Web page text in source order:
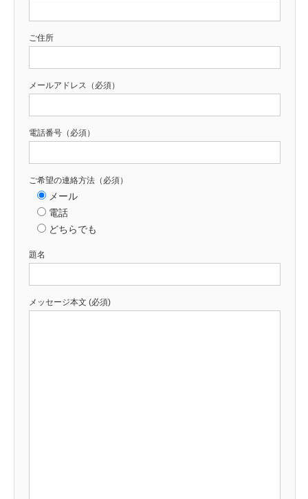
ご住所
メールアドレス（必須）
電話番号（必須）
ご希望の連絡方法（必須）
メール
電話
どちらでも
題名
メッセージ本文 (必須)